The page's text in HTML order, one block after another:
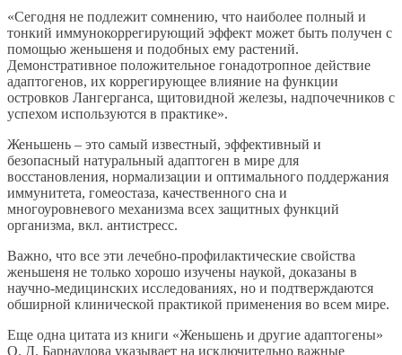
«Сегодня не подлежит сомнению, что наиболее полный и
тонкий иммунокоррегирующий эффект может быть получен с
помощью женьшеня и подобных ему растений.
Демонстративное положительное гонадотропное действие
адаптогенов, их коррегирующее влияние на функции
островков Лангерганса, щитовидной железы, надпочечников с
успехом используются в практике».
Женьшень – это самый известный, эффективный и
безопасный натуральный адаптоген в мире для
восстановления, нормализации и оптимального поддержания
иммунитета, гомеостаза, качественного сна и
многоуровневого механизма всех защитных функций
организма, вкл. антистресс.
Важно, что все эти лечебно-профилактические свойства
женьшеня не только хорошо изучены наукой, доказаны в
научно-медицинских исследованиях, но и подтверждаются
обширной клинической практикой применения во всем мире.
Еще одна цитата из книги «Женьшень и другие адаптогены»
О. Д. Барнаулова указывает на исключительно важные